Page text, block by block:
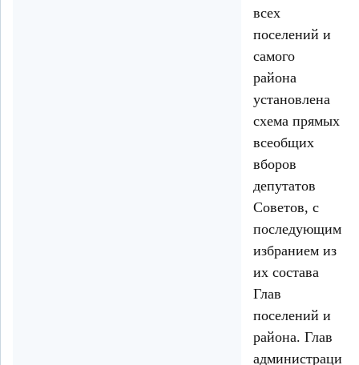
всех
поселений и
самого
района
установлена
схема прямых
всеобщих
вборов
депутатов
Советов, с
последующим
избранием из
их состава
Глав
поселений и
района. Глав
администраций